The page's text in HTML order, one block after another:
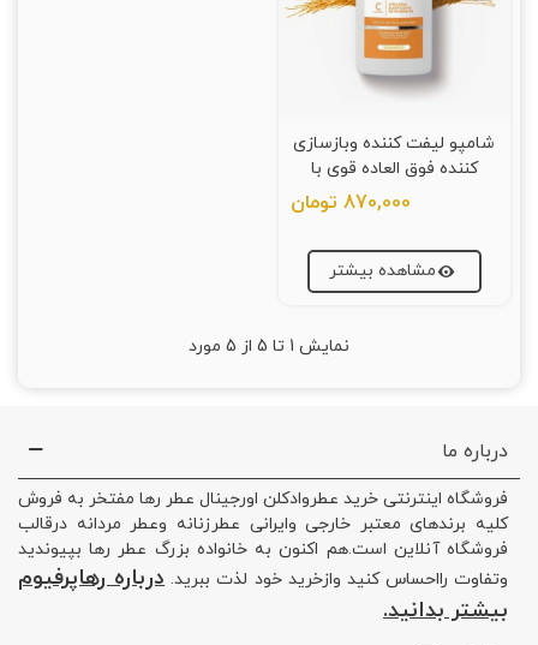
شامپو لیفت کننده وبازسازی
کننده فوق العاده قوی با
الاستیک وکراتین
870,000 تومان
مشاهده بیشتر
نمایش 1 تا 5 از 5 مورد
درباره ما
فروشگاه اینترنتی خرید عطروادکلن اورجینال عطر رها مفتخر به فروش
کلیه برندهای معتبر خارجی وایرانی عطرزنانه وعطر مردانه درقالب
فروشگاه آنلاین است.هم اکنون به خانواده بزرگ عطر رها بپیوندید
وتفاوت رااحساس کنید وازخرید خود لذت ببرید. درباره رهاپرفیوم
بیشتر بدانید.